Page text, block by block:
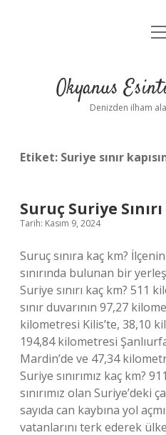
Yasal
Okyanus
Denizden ilham
Etiket: Suriye sınır
Suruç Suriye
Tarih: Kasım 9, 2024
Suruç sınıra kaç km?
sınırında bulunan bir
Suriye sınırı kaç km? 511
sınır duvarının 97,27
kilometresi Kilis’te, 38,10
194,84 kilometresi
Mardin’de ve 47,34
Suriye sınırımız kaç km?
sınırımız olan Suriye’deki
sayıda can kaybına yol
vatanlarını terk ederek